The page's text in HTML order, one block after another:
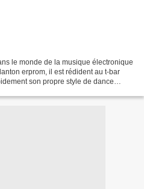
le monde de la musique électronique
erprom, il est rédident au t-bar
son propre style de dance